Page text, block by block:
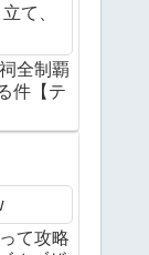
て、
全制覇
件【テ
て攻略